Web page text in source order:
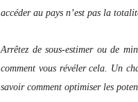
accéder au pays n’est pas la
Arrêtez de sous-estimer ou de
comment vous révéler cela. Un
savoir comment optimiser les